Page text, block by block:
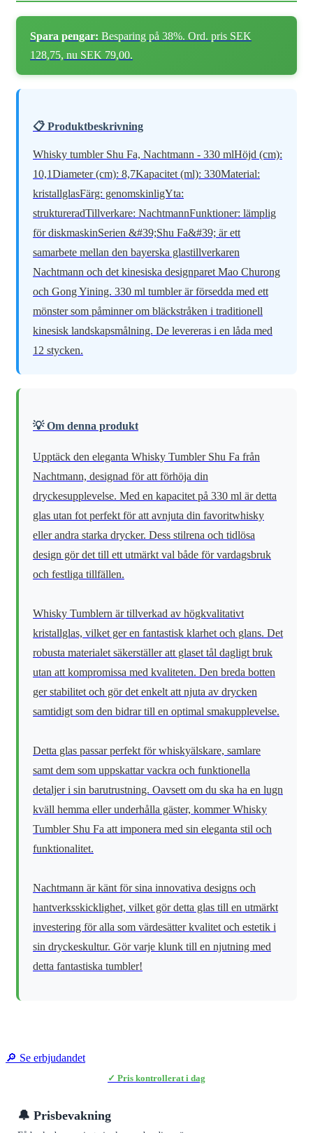
Spara pengar: Besparing på 38%. Ord. pris SEK
128,75, nu SEK 79,00.
📋 Produktbeskrivning
Whisky tumbler Shu Fa, Nachtmann - 330 mlHöjd (cm):
10,1Diameter (cm): 8,7Kapacitet (ml): 330Material:
kristallglasFärg: genomskinligYta:
struktureradTillverkare: NachtmannFunktioner: lämplig
för diskmaskinSerien &#39;Shu Fa&#39; är ett
samarbete mellan den bayerska glastillverkaren
Nachtmann och det kinesiska designparet Mao Churong
och Gong Yining. 330 ml tumbler är försedda med ett
mönster som påminner om bläckstråken i traditionell
kinesisk landskapsmålning. De levereras i en låda med
12 stycken.
💡 Om denna produkt
Upptäck den eleganta Whisky Tumbler Shu Fa från
Nachtmann, designad för att förhöja din
dryckesupplevelse. Med en kapacitet på 330 ml är detta
glas utan fot perfekt för att avnjuta din favoritwhisky
eller andra starka drycker. Dess stilrena och tidlösa
design gör det till ett utmärkt val både för vardagsbruk
och festliga tillfällen.
Whisky Tumblern är tillverkad av högkvalitativt
kristallglas, vilket ger en fantastisk klarhet och glans. Det
robusta materialet säkerställer att glaset tål dagligt bruk
utan att kompromissa med kvaliteten. Den breda botten
ger stabilitet och gör det enkelt att njuta av drycken
samtidigt som den bidrar till en optimal smakupplevelse.
Detta glas passar perfekt för whiskyälskare, samlare
samt dem som uppskattar vackra och funktionella
detaljer i sin barutrustning. Oavsett om du ska ha en lugn
kväll hemma eller underhålla gäster, kommer Whisky
Tumbler Shu Fa att imponera med sin eleganta stil och
funktionalitet.
Nachtmann är känt för sina innovativa designs och
hantverksskicklighet, vilket gör detta glas till en utmärkt
investering för alla som värdesätter kvalitet och estetik i
sin dryckeskultur. Gör varje klunk till en njutning med
detta fantastiska tumbler!
🔎 Se erbjudandet
✓ Pris kontrollerat i dag
🔔 Prisbevakning